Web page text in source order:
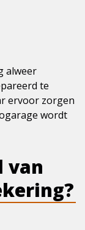
alweer
te
ervoor zorgen
wordt
van